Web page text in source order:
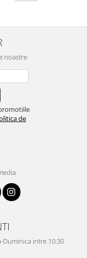
noastre
de
Duminica intre 10:30